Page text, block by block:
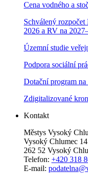
Cena vodného a
Schválený
2026 a RV na
Územní studie
Podpora sociální
Dotační program
Zdigitalizované
Kontakt
Městys Vysoký
Vysoký Chlumec 14
262 52 Vysoký
Telefon: +420 318
E-mail: